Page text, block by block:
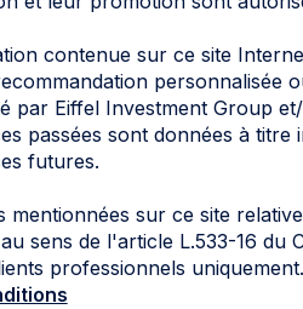
contenue sur ce site
personnalisée
par Eiffel Investment Group
passées sont données à
futures.
mentionnées sur ce site
sens de l'article L.533-16 du
professionnels uniquement.
d’investir 75%
(tel que décrit dans le
investisseurs
associés contrôlant
réinvestir pour
au moins 60%, ou
du montant du produit
0 B ter I, 2 d° du CGI.